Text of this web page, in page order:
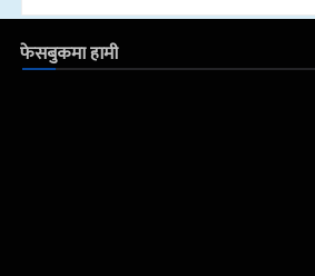
फेसबुकमा हामी